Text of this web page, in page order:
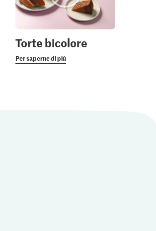
Torte bicolore
Per saperne di più